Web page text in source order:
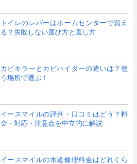
トイレのレバーはホームセンターで買え
る？失敗しない選び方と直し方
カビキラーとカビハイターの違いは？使
う場所で選ぶ！
イースマイルの評判・口コミはどう？料
金・対応・注意点を中立的に解説
イースマイルの水道修理料金はどれくら